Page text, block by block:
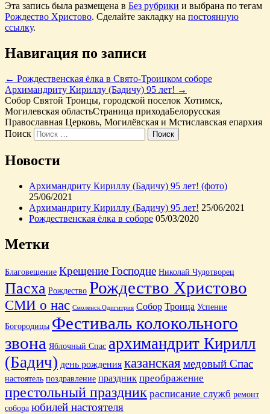
Эта запись была размещена в Без рубрики и выбрана по тегам
Рождество Христово. Сделайте закладку на постоянную
ссылку.
Навигация по записи
← Рождественская ёлка в Свято-Троицком соборе
Архимандриту Кириллу (Бадичу) 95 лет! →
Собор Святой Троицы, городской поселок Хотимск,
Могилевская областьСтраница приходаБелорусская
Православная Церковь, Могилёвская и Мстиславская епархия
Поиск
Новости
Архимандриту Кириллу (Бадичу) 95 лет! (фото)
25/06/2021
Архимандриту Кириллу (Бадичу) 95 лет! 25/06/2021
Рождественская ёлка в соборе 05/03/2020
Метки
Благовещение Крещение Господне Николай Чудотворец
Пасха Рождество Рождество Христово
СМИ о нас Смоленск.Одигитрия Собор Троица Успение
Богородицы Фестиваль колокольного
звона Яблочный Спас архимандрит Кирилл
(Бадич) день рождения казанская медовый Спас
настоятель поздравление праздник преображение
престольный праздник расписание служб ремонт
собора юбилей настоятеля